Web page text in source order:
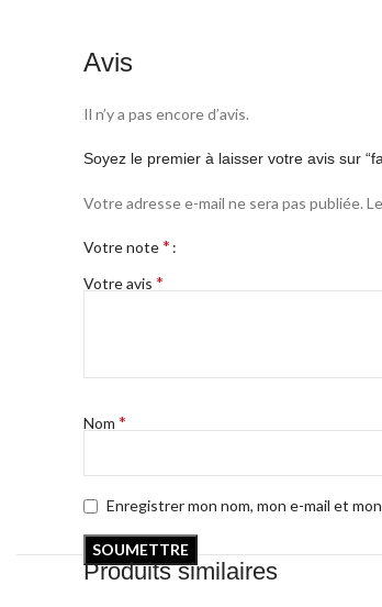
Avis
Il n’y a pas encore d’avis.
Soyez le premier à laisser votre avis sur
Votre adresse e-mail ne sera pas publiée.
Votre note*
Votre avis *
Nom *
Enregistrer mon nom, mon e-mail et
Produits similaires